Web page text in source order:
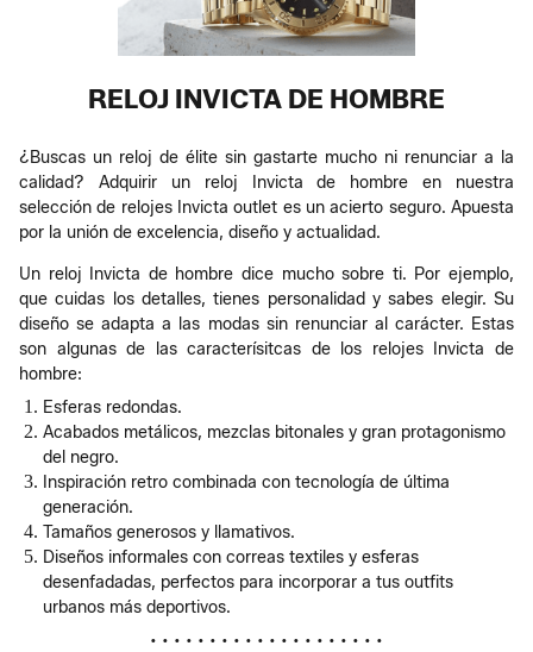
RELOJ INVICTA DE HOMBRE
¿Buscas un reloj de élite sin gastarte mucho ni renunciar a la
calidad? Adquirir un reloj Invicta de hombre en nuestra
selección de relojes Invicta outlet es un acierto seguro. Apuesta
por la unión de excelencia, diseño y actualidad.
Un reloj Invicta de hombre dice mucho sobre ti. Por ejemplo,
que cuidas los detalles, tienes personalidad y sabes elegir. Su
diseño se adapta a las modas sin renunciar al carácter. Estas
son algunas de las caracterísitcas de los relojes Invicta de
hombre:
Esferas redondas.
Acabados metálicos, mezclas bitonales y gran protagonismo
del negro.
Inspiración retro combinada con tecnología de última
generación.
Tamaños generosos y llamativos.
Diseños informales con correas textiles y esferas
desenfadadas, perfectos para incorporar a tus outfits
urbanos más deportivos.
• • • • • • • • • • • • • • • • • • • •